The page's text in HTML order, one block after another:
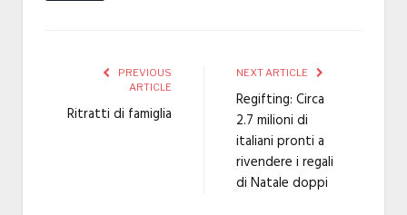
PREVIOUS
ARTICLE
Ritratti di famiglia
NEXT ARTICLE
Regifting: Circa
2.7 milioni di
italiani pronti a
rivendere i regali
di Natale doppi